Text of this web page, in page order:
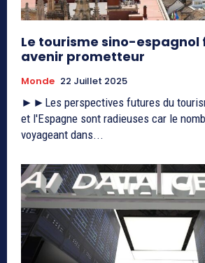
Le tourisme sino-espagnol
avenir prometteur
Monde 22 Juillet 2025
►►Les perspectives futures du
et l'Espagne sont radieuses car le
voyageant dans...